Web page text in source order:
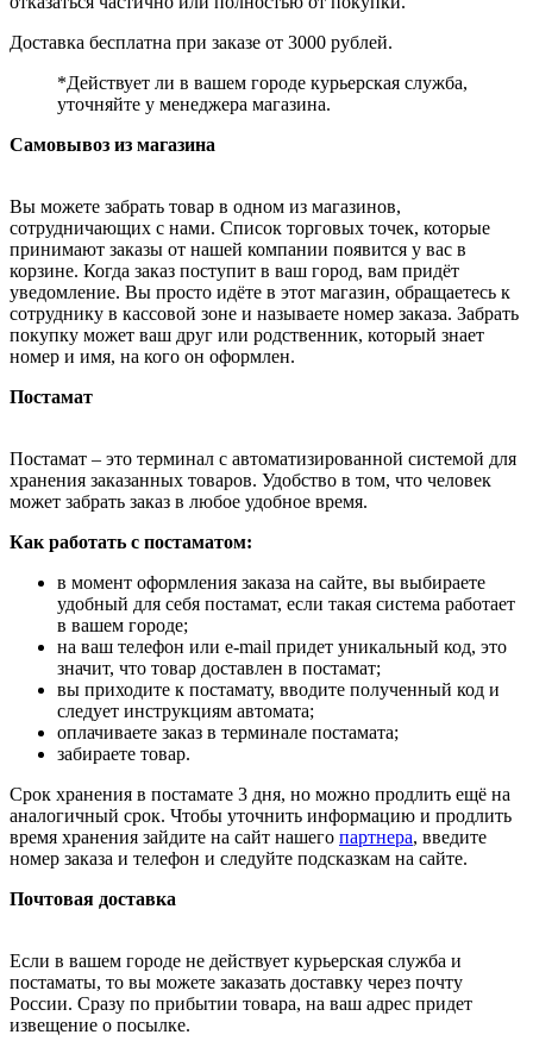
Доставка бесплатна при заказе от 3000 рублей.
*Действует ли в вашем городе курьерская служба,
уточняйте у менеджера магазина.
Самовывоз из магазина
Вы можете забрать товар в одном из магазинов,
сотрудничающих с нами. Список торговых точек, которые
принимают заказы от нашей компании появится у вас в
корзине. Когда заказ поступит в ваш город, вам придёт
уведомление. Вы просто идёте в этот магазин, обращаетесь к
сотруднику в кассовой зоне и называете номер заказа. Забрать
покупку может ваш друг или родственник, который знает
номер и имя, на кого он оформлен.
Постамат
Постамат – это терминал с автоматизированной системой для
хранения заказанных товаров. Удобство в том, что человек
может забрать заказ в любое удобное время.
Как работать с постаматом:
в момент оформления заказа на сайте, вы выбираете
удобный для себя постамат, если такая система работает
в вашем городе;
на ваш телефон или e-mail придет уникальный код, это
значит, что товар доставлен в постамат;
вы приходите к постамату, вводите полученный код и
следует инструкциям автомата;
оплачиваете заказ в терминале постамата;
забираете товар.
Срок хранения в постамате 3 дня, но можно продлить ещё на
аналогичный срок. Чтобы уточнить информацию и продлить
время хранения зайдите на сайт нашего партнера, введите
номер заказа и телефон и следуйте подсказкам на сайте.
Почтовая доставка
Если в вашем городе не действует курьерская служба и
постаматы, то вы можете заказать доставку через почту
России. Сразу по прибытии товара, на ваш адрес придет
извещение о посылке.